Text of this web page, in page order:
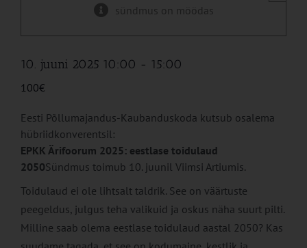
sündmus on möödas
10. juuni 2025 10:00 - 15:00
100€
Eesti Põllumajandus-Kaubanduskoda kutsub osalema
hübriidkonverentsil:
EPKK Ärifoorum 2025: eestlase toidulaud
2050Sündmus toimub 10. juunil Viimsi Artiumis.
Toidulaud ei ole lihtsalt taldrik. See on väärtuste
peegeldus, julgus teha valikuid ja oskus näha suurt pilti.
Milline saab olema eestlase toidulaud aastal 2050? Kas